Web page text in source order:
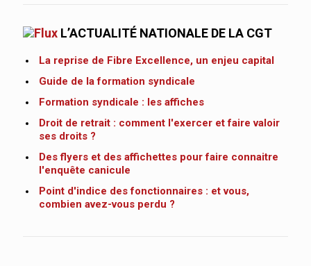
L’ACTUALITÉ NATIONALE DE LA CGT
La reprise de Fibre Excellence, un enjeu capital
Guide de la formation syndicale
Formation syndicale : les affiches
Droit de retrait : comment l'exercer et faire valoir
ses droits ?
Des flyers et des affichettes pour faire connaitre
l'enquête canicule
Point d'indice des fonctionnaires : et vous,
combien avez-vous perdu ?